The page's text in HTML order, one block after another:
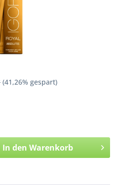
(41,26% gespart)
In den Warenkorb